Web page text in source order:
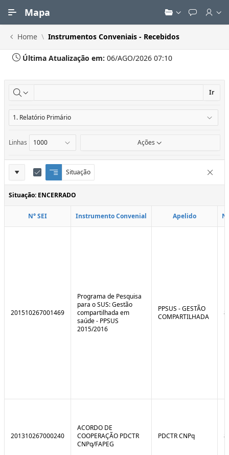
Mapa
Home Instrumentos Conveniais - Recebidos
Última Atualização em: 06/AGO/2026 07:10
Ir
Linhas Ações
Definições
do
Relatório
Situação
Q
u
e
b
E
d
i
t
Situação: ENCERRADO
N° SEI Instrumento Convenial Apelido
201510267001469
Programa de Pesquisa
para o SUS: Gestão
compartilhada em
saúde - PPSUS
2015/2016
PPSUS - GESTÃO
COMPARTILHADA
201310267000240
ACORDO DE
COOPERAÇÃO PDCTR
CNPq/FAPEG
PDCTR CNPq